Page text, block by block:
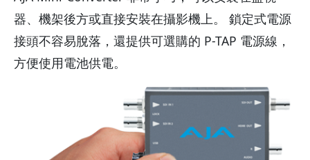
器、機架後方或直接安裝在攝影機上。 鎖定式電源
接頭不容易脫落，還提供可選購的 P-TAP 電源線，
方便使用電池供電。